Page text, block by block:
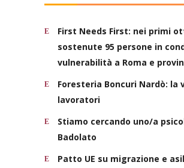
First Needs First: nei primi
sostenute 95 persone in
vulnerabilità a Roma e
Foresteria Boncuri Nardò: la
lavoratori
Stiamo cercando uno/a
Badolato
Patto UE su migrazione e